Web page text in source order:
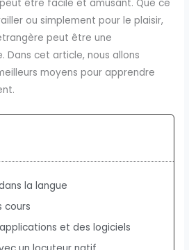
être facile et amusant. Que ce
ou simplement pour le plaisir,
peut être une
Dans cet article, nous allons
moyens pour apprendre
la langue
cours
et des logiciels